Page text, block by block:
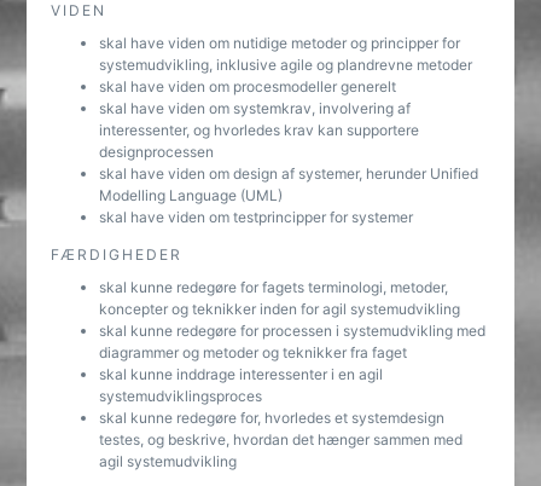
VIDEN
skal have viden om nutidige metoder og principper for
systemudvikling, inklusive agile og plandrevne metoder
skal have viden om procesmodeller generelt
skal have viden om systemkrav, involvering af
interessenter, og hvorledes krav kan supportere
designprocessen
skal have viden om design af systemer, herunder Unified
Modelling Language (UML)
skal have viden om testprincipper for systemer
FÆRDIGHEDER
skal kunne redegøre for fagets terminologi, metoder,
koncepter og teknikker inden for agil systemudvikling
skal kunne redegøre for processen i systemudvikling med
diagrammer og metoder og teknikker fra faget
skal kunne inddrage interessenter i en agil
systemudviklingsproces
skal kunne redegøre for, hvorledes et systemdesign
testes, og beskrive, hvordan det hænger sammen med
agil systemudvikling